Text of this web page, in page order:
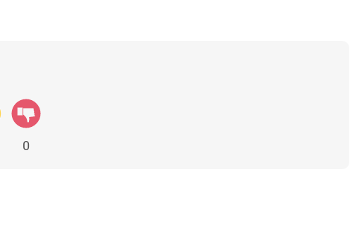
0